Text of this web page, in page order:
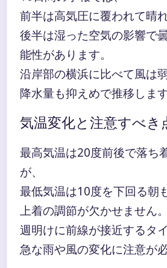
前半は高気圧に覆われて晴
後半は湿った空気の影響で
能性があります。
沿岸部の横浜に比べて風は弱
降水量も抑えめで推移します
気温変化と注意すべき
最高気温は20度前後で落ち
が、
最低気温は10度を下回る朝
上着の調節が欠かせません。
週明けに前線が接近するタ
急な雨や風の変化に注意が必